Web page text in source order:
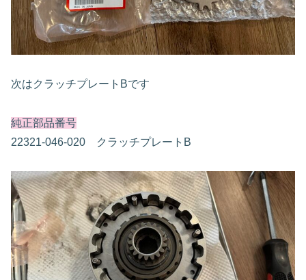
次はクラッチプレートBです
純正部品番号
22321-046-020 クラッチプレートB